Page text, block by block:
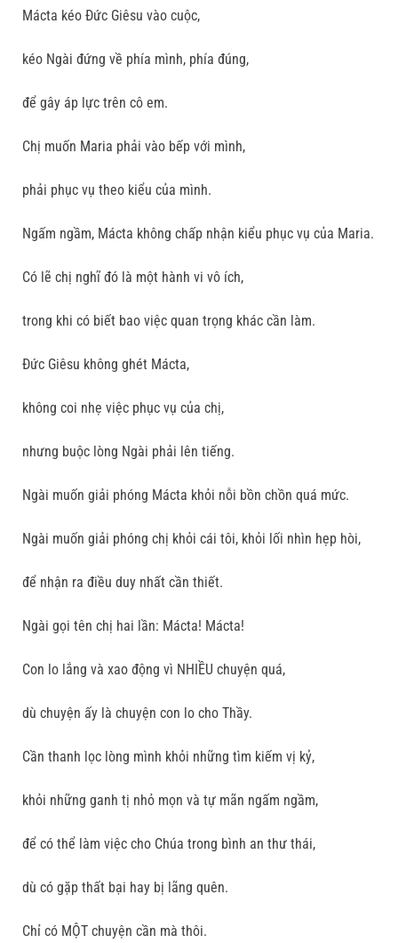
Mácta kéo Ðức Giêsu vào cuộc,
kéo Ngài đứng về phía mình, phía đúng,
để gây áp lực trên cô em.
Chị muốn Maria phải vào bếp với mình,
phải phục vụ theo kiểu của mình.
Ngấm ngầm, Mácta không chấp nhận kiểu phục vụ của Maria.
Có lẽ chị nghĩ đó là một hành vi vô ích,
trong khi có biết bao việc quan trọng khác cần làm.
Ðức Giêsu không ghét Mácta,
không coi nhẹ việc phục vụ của chị,
nhưng buộc lòng Ngài phải lên tiếng.
Ngài muốn giải phóng Mácta khỏi nỗi bồn chồn quá mức.
Ngài muốn giải phóng chị khỏi cái tôi, khỏi lối nhìn hẹp hòi,
để nhận ra điều duy nhất cần thiết.
Ngài gọi tên chị hai lần: Mácta! Mácta!
Con lo lắng và xao động vì NHIỀU chuyện quá,
dù chuyện ấy là chuyện con lo cho Thầy.
Cần thanh lọc lòng mình khỏi những tìm kiếm vị kỷ,
khỏi những ganh tị nhỏ mọn và tự mãn ngấm ngầm,
để có thể làm việc cho Chúa trong bình an thư thái,
dù có gặp thất bại hay bị lãng quên.
Chỉ có MỘT chuyện cần mà thôi.